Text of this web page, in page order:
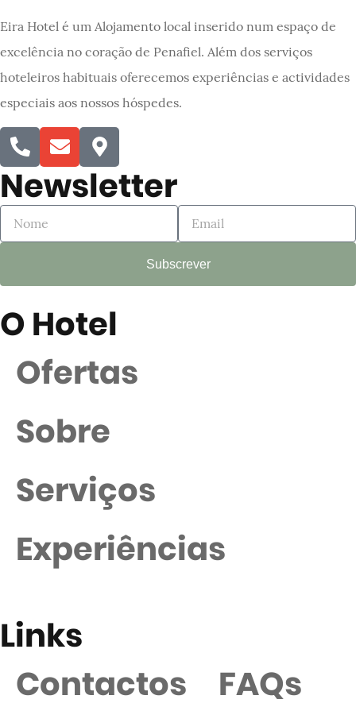
Eira Hotel é um Alojamento local inserido num espaço de
excelência no coração de Penafiel. Além dos serviços
hoteleiros habituais oferecemos experiências e actividades
especiais aos nossos hóspedes.
Newsletter
Subscrever
O Hotel
Ofertas
Sobre
Serviços
Experiências
Links
Contactos
FAQs